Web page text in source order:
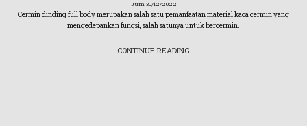
Jum 30/12/2022
Cermin dinding full body merupakan salah satu pemanfaatan material kaca cermin yang
mengedepankan fungsi, salah satunya untuk bercermin.
CONTINUE READING